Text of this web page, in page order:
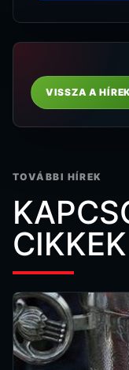
VISSZA A
TOVÁBBI HÍREK
CIKKEK